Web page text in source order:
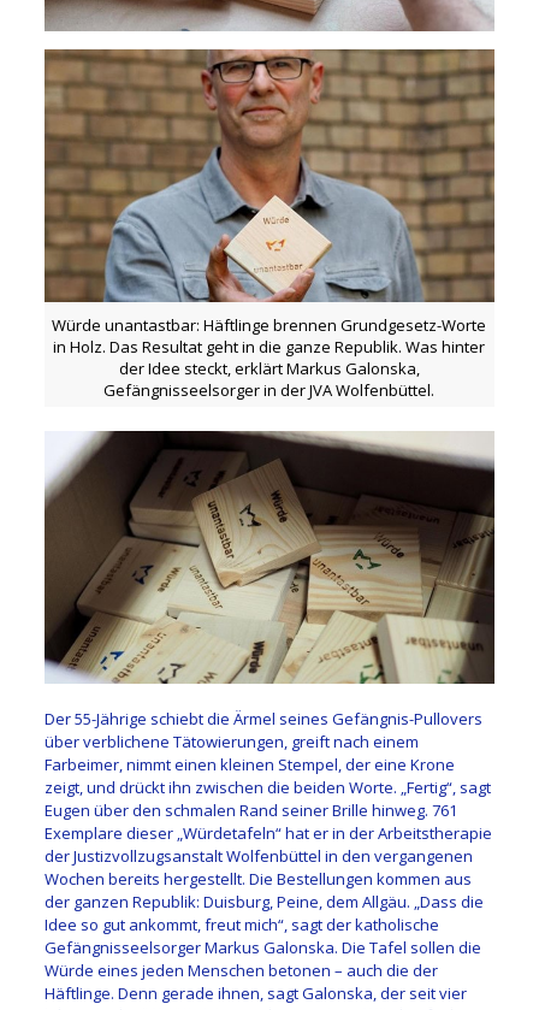
Würde unantastbar: Häftlinge brennen Grundgesetz-Worte
in Holz. Das Resultat geht in die ganze Republik. Was hinter
der Idee steckt, erklärt Markus Galonska,
Gefängnisseelsorger in der JVA Wolfenbüttel.
Der 55-Jährige schiebt die Ärmel seines Gefängnis-Pullovers
über verblichene Tätowierungen, greift nach einem
Farbeimer, nimmt einen kleinen Stempel, der eine Krone
zeigt, und drückt ihn zwischen die beiden Worte. „Fertig“, sagt
Eugen über den schmalen Rand seiner Brille hinweg. 761
Exemplare dieser „Würdetafeln“ hat er in der Arbeitstherapie
der Justizvollzugsanstalt Wolfenbüttel in den vergangenen
Wochen bereits hergestellt. Die Bestellungen kommen aus
der ganzen Republik: Duisburg, Peine, dem Allgäu. „Dass die
Idee so gut ankommt, freut mich“, sagt der katholische
Gefängnisseelsorger Markus Galonska. Die Tafel sollen die
Würde eines jeden Menschen betonen – auch die der
Häftlinge. Denn gerade ihnen, sagt Galonska, der seit vier